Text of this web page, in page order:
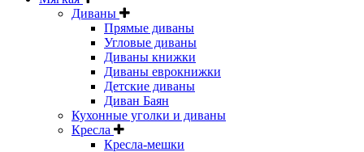
Диваны
Прямые диваны
Угловые диваны
Диваны книжки
Диваны еврокнижки
Детские диваны
Диван Баян
Кухонные уголки и диваны
Кресла
Кресла-мешки